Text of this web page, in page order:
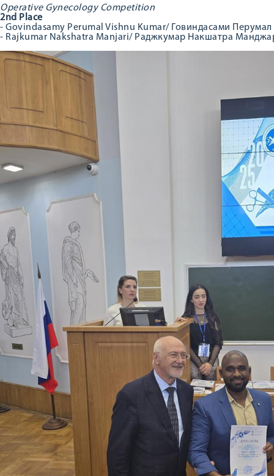
Operative Gynecology Competition
2nd Place
- Govindasamy Perumal Vishnu Kumar/ Говиндасами
- Rajkumar Nakshatra Manjari/ Раджкумар Накшатра